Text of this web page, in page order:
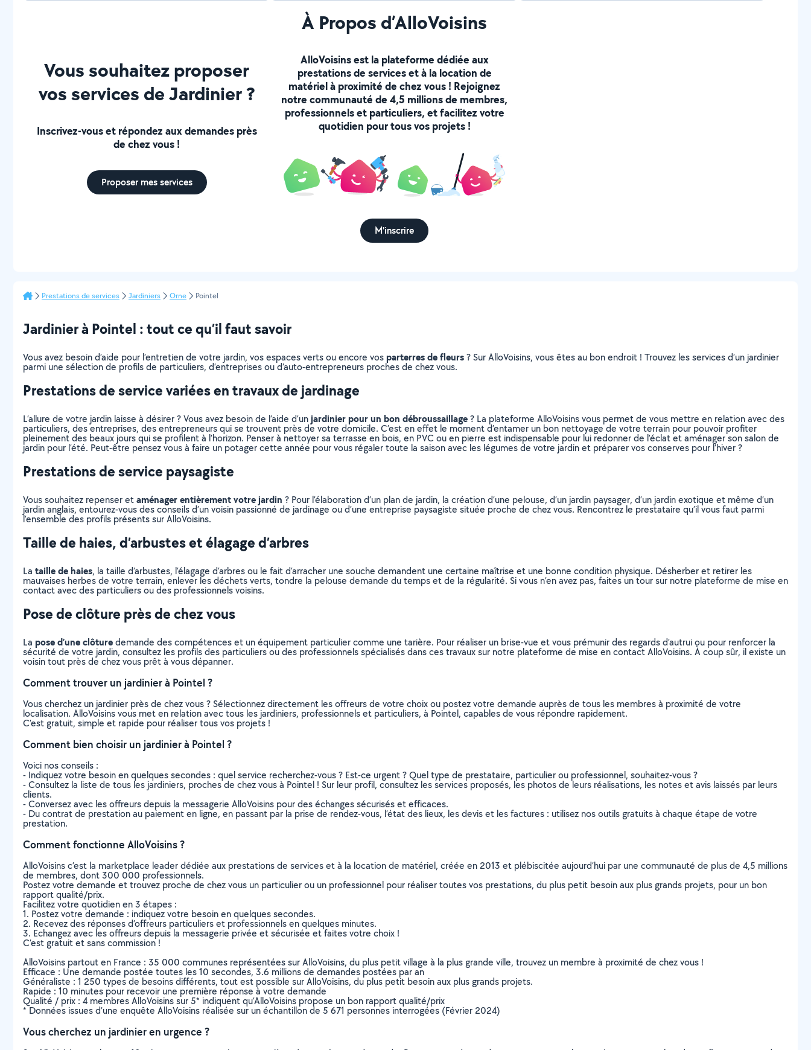
Vous souhaitez proposer
vos services de Jardinier ?
Inscrivez-vous et répondez aux demandes près
de chez vous !
Proposer mes services
À Propos d’AlloVoisins
AlloVoisins est la plateforme dédiée aux
prestations de services et à la location de
matériel à proximité de chez vous ! Rejoignez
notre communauté de 4,5 millions de membres,
professionnels et particuliers, et facilitez votre
quotidien pour tous vos projets !
M'inscrire
Prestations de services Jardiniers Orne Pointel
Jardinier à Pointel : tout ce qu’il faut savoir
Vous avez besoin d’aide pour l’entretien de votre jardin, vos espaces verts ou encore vosparterres de fleurs? Sur AlloVoisins, vous êtes au bon endroit ! Trouvez les services d’un jardinier
parmi une sélection de profils de particuliers, d’entreprises ou d’auto-entrepreneurs proches de chez vous.
Prestations de service variées en travaux de jardinage
L’allure de votre jardin laisse à désirer ? Vous avez besoin de l’aide d’unjardinier pour un bon débroussaillage? La plateforme AlloVoisins vous permet de vous mettre en relation avec des
particuliers, des entreprises, des entrepreneurs qui se trouvent près de votre domicile. C’est en effet le moment d’entamer un bon nettoyage de votre terrain pour pouvoir profiter
pleinement des beaux jours qui se profilent à l’horizon. Penser à nettoyer sa terrasse en bois, en PVC ou en pierre est indispensable pour lui redonner de l’éclat et aménager son salon de
jardin pour l’été. Peut-être pensez vous à faire un potager cette année pour vous régaler toute la saison avec les légumes de votre jardin et préparer vos conserves pour l’hiver ?
Prestations de service paysagiste
Vous souhaitez repenser etaménager entièrement votre jardin ? Pour l’élaboration d’un plan de jardin, la création d’une pelouse, d’un jardin paysager, d’un jardin exotique et même d’un
jardin anglais, entourez-vous des conseils d’un voisin passionné de jardinage ou d’une entreprise paysagiste située proche de chez vous. Rencontrez le prestataire qu’il vous faut parmi
l’ensemble des profils présents sur AlloVoisins.
Taille de haies, d’arbustes et élagage d’arbres
La taille de haies, la taille d’arbustes, l’élagage d’arbres ou le fait d’arracher une souche demandent une certaine maîtrise et une bonne condition physique. Désherber et retirer les
mauvaises herbes de votre terrain, enlever les déchets verts, tondre la pelouse demande du temps et de la régularité. Si vous n’en avez pas, faites un tour sur notre plateforme de mise en
contact avec des particuliers ou des professionnels voisins.
Pose de clôture près de chez vous
La pose d’une clôturedemande des compétences et un équipement particulier comme une tarière. Pour réaliser un brise-vue et vous prémunir des regards d’autrui ou pour renforcer la
sécurité de votre jardin, consultez les profils des particuliers ou des professionnels spécialisés dans ces travaux sur notre plateforme de mise en contact AlloVoisins. À coup sûr, il existe un
voisin tout près de chez vous prêt à vous dépanner.
Comment trouver un jardinier à Pointel ?
Vous cherchez un jardinier près de chez vous ? Sélectionnez directement les offreurs de votre choix ou postez votre demande auprès de tous les membres à proximité de votre
localisation. AlloVoisins vous met en relation avec tous les jardiniers, professionnels et particuliers, à Pointel, capables de vous répondre rapidement.
C’est gratuit, simple et rapide pour réaliser tous vos projets !
Comment bien choisir un jardinier à Pointel ?
Voici nos conseils :
- Indiquez votre besoin en quelques secondes : quel service recherchez-vous ? Est-ce urgent ? Quel type de prestataire, particulier ou professionnel, souhaitez-vous ?
- Consultez la liste de tous les jardiniers, proches de chez vous à Pointel ! Sur leur profil, consultez les services proposés, les photos de leurs réalisations, les notes et avis laissés par leurs
clients.
- Conversez avec les offreurs depuis la messagerie AlloVoisins pour des échanges sécurisés et efficaces.
- Du contrat de prestation au paiement en ligne, en passant par la prise de rendez-vous, l’état des lieux, les devis et les factures : utilisez nos outils gratuits à chaque étape de votre
prestation.
Comment fonctionne AlloVoisins ?
AlloVoisins c’est la marketplace leader dédiée aux prestations de services et à la location de matériel, créée en 2013 et plébiscitée aujourd’hui par une communauté de plus de 4,5 millions
de membres, dont 300 000 professionnels.
Postez votre demande et trouvez proche de chez vous un particulier ou un professionnel pour réaliser toutes vos prestations, du plus petit besoin aux plus grands projets, pour un bon
rapport qualité/prix.
Facilitez votre quotidien en 3 étapes :
1. Postez votre demande : indiquez votre besoin en quelques secondes.
2. Recevez des réponses d’offreurs particuliers et professionnels en quelques minutes.
3. Echangez avec les offreurs depuis la messagerie privée et sécurisée et faites votre choix !
C’est gratuit et sans commission !
AlloVoisins partout en France : 35 000 communes représentées sur AlloVoisins, du plus petit village à la plus grande ville, trouvez un membre à proximité de chez vous !
Efficace : Une demande postée toutes les 10 secondes, 3.6 millions de demandes postées par an
Généraliste : 1 250 types de besoins différents, tout est possible sur AlloVoisins, du plus petit besoin aux plus grands projets.
Rapide : 10 minutes pour recevoir une première réponse à votre demande
Qualité / prix : 4 membres AlloVoisins sur 5* indiquent qu’AlloVoisins propose un bon rapport qualité/prix
* Données issues d’une enquête AlloVoisins réalisée sur un échantillon de 5 671 personnes interrogées (Février 2024)
Vous cherchez un jardinier en urgence ?